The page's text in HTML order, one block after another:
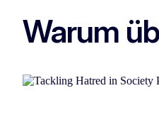
Warum